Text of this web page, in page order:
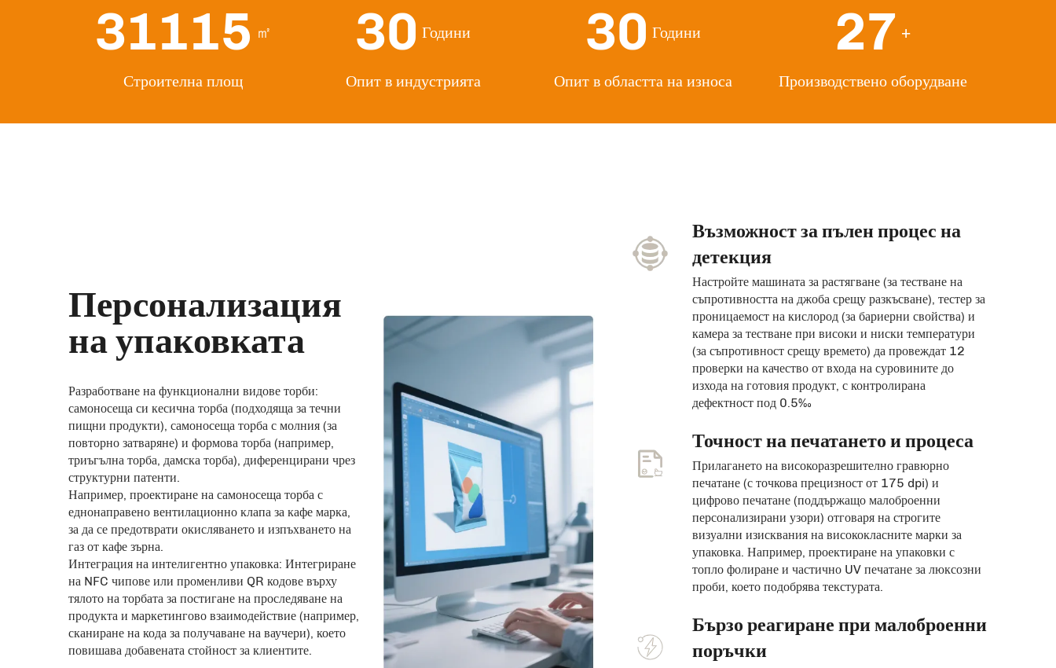
31115 ㎡
Строителна площ
30 Години
Опит в индустрията
30 Години
Опит в областта на износа
27 +
Производствено оборудване
Персонализация
на упаковката
Разработване на функционални видове торби:
самоносеща си кесична торба (подходяща за течни
пищни продукти), самоносеща торба с молния (за
повторно затваряне) и формова торба (например,
триъгълна торба, дамска торба), диференцирани чрез
структурни патенти.
Например, проектиране на самоносеща торба с
еднонаправено вентилационно клапа за кафе марка,
за да се предотврати окисляването и изпъхването на
газ от кафе зърна.
Интеграция на интелигентно упаковка: Интегриране
на NFC чипове или променливи QR кодове върху
тялото на торбата за постигане на проследяване на
продукта и маркетингово взаимодействие (например,
сканиране на кода за получаване на ваучери), което
повишава добавената стойност за клиентите.
Възможност за пълен процес на
детекция
Настройте машината за растягване (за тестване на
съпротивността на джоба срещу разкъсване), тестер за
проницаемост на кислород (за бариерни свойства) и
камера за тестване при високи и ниски температури
(за съпротивност срещу времето) да провеждат 12
проверки на качество от входа на суровините до
изхода на готовия продукт, с контролирана
дефектност под 0.5‰
Точност на печатането и процеса
Прилагането на високоразрешително гравюрно
печатане (с точкова прецизност от 175 dpi) и
цифрово печатане (поддържащо малоброенни
персонализирани узори) отговаря на строгите
визуални изисквания на висококласните марки за
упаковка. Например, проектиране на упаковки с
топло фолиране и частично UV печатане за люксозни
проби, което подобрява текстурата.
Бързо реагиране при малоброенни
поръчки